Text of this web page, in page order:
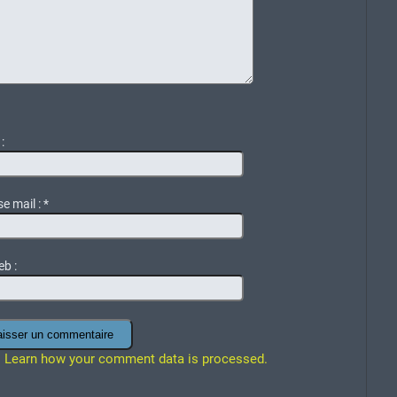
mail :*
:
Learn how your comment data is processed.